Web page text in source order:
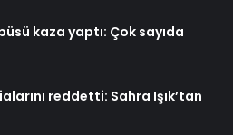
kaza yaptı: Çok sayıda
reddetti: Sahra Işık’tan